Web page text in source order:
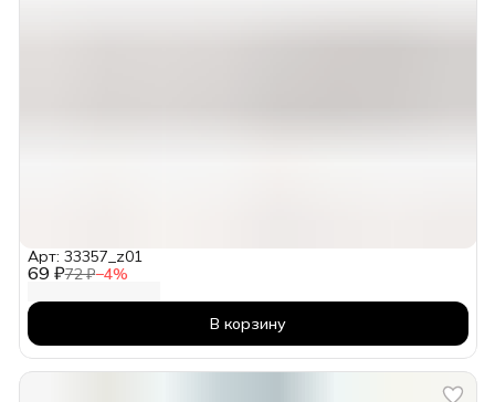
69 ₽72 ₽−4%
Арт: 33357_z01
В корзину